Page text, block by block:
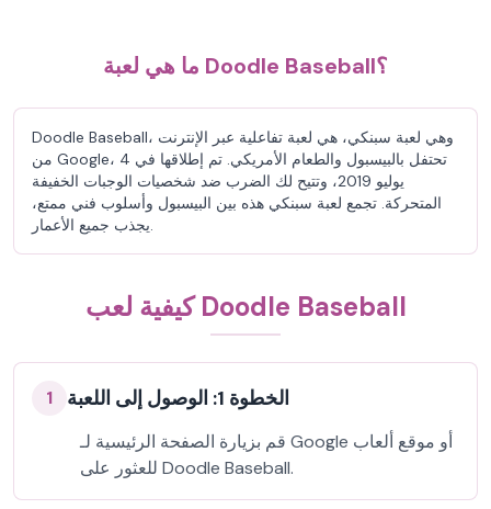
ما هي لعبة Doodle Baseball؟
Doodle Baseball، وهي لعبة سبنكي، هي لعبة تفاعلية عبر الإنترنت
من Google، تحتفل بالبيسبول والطعام الأمريكي. تم إطلاقها في 4
يوليو 2019، وتتيح لك الضرب ضد شخصيات الوجبات الخفيفة
المتحركة. تجمع لعبة سبنكي هذه بين البيسبول وأسلوب فني ممتع،
يجذب جميع الأعمار.
كيفية لعب Doodle Baseball
1 الخطوة 1: الوصول إلى اللعبة
قم بزيارة الصفحة الرئيسية لـ Google أو موقع ألعاب
للعثور على Doodle Baseball.